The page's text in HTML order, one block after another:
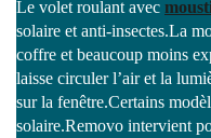
Le volet roulant avec
solaire et anti-insectes.La
coffre et beaucoup moins
laisse circuler l’air et la
sur la fenêtre.Certains
solaire.Removo intervient